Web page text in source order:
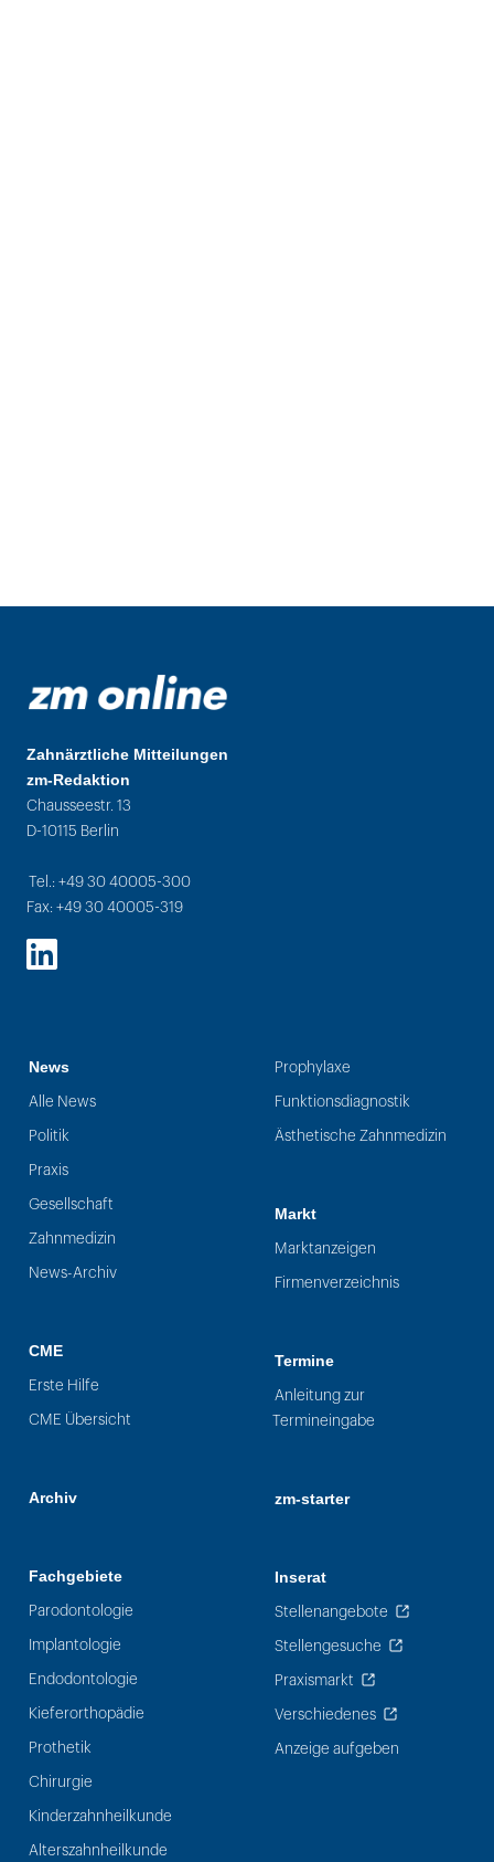
Zahnärztliche Mitteilungen
zm-Redaktion
Chausseestr. 13
D-10115 Berlin
Tel.: +49 30 40005-300
Fax: +49 30 40005-319
LinkedIn
News
Alle News
Politik
Praxis
Gesellschaft
Zahnmedizin
News-Archiv
CME
Erste Hilfe
CME Übersicht
Archiv
Fachgebiete
Parodontologie
Implantologie
Endodontologie
Kieferorthopädie
Prothetik
Chirurgie
Kinderzahnheilkunde
Alterszahnheilkunde
Prophylaxe
Funktionsdiagnostik
Ästhetische Zahnmedizin
Markt
Marktanzeigen
Firmenverzeichnis
Termine
Anleitung zur
Termineingabe
zm-starter
Inserat
Stellenangebote
Stellengesuche
Praxismarkt
Verschiedenes
Anzeige aufgeben